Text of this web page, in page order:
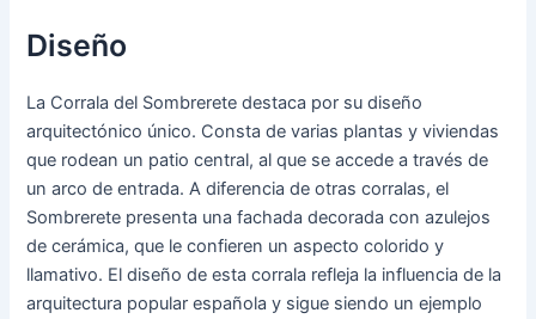
Diseño
La Corrala del Sombrerete destaca por su diseño
arquitectónico único. Consta de varias plantas y viviendas
que rodean un patio central, al que se accede a través de
un arco de entrada. A diferencia de otras corralas, el
Sombrerete presenta una fachada decorada con azulejos
de cerámica, que le confieren un aspecto colorido y
llamativo. El diseño de esta corrala refleja la influencia de la
arquitectura popular española y sigue siendo un ejemplo